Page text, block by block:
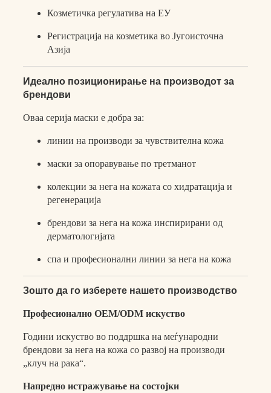
Козметичка регулатива на ЕУ
Регистрација на козметика во Југоисточна
Азија
Идеално позиционирање на производот за
брендови
Оваа серија маски е добра за:
линии на производи за чувствителна кожа
маски за опоравување по третманот
колекции за нега на кожата со хидратација и
регенерација
брендови за нега на кожа инспирирани од
дерматологијата
спа и професионални линии за нега на кожа
Зошто да го изберете нашето производство
Професионално OEM/ODM искуство
Години искуство во поддршка на меѓународни
брендови за нега на кожа со развој на производи
„клуч на рака“.
Напредно истражување на состојки